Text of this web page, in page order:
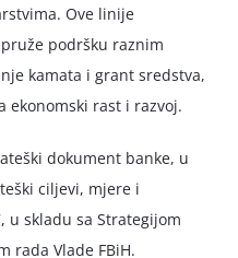
Ove linije
podršku raznim
kamata i grant sredstva,
ekonomski rast i razvoj.
dokument banke, u
ciljevi, mjere i
u skladu sa Strategijom
rada Vlade FBiH.